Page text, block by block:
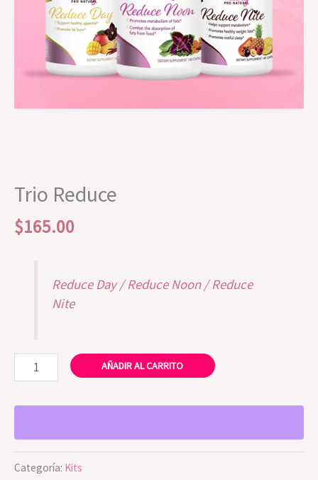
Trio Reduce
$165.00
Reduce Day / Reduce Noon / Reduce
Nite
AÑADIR AL CARRITO
Categoría: Kits